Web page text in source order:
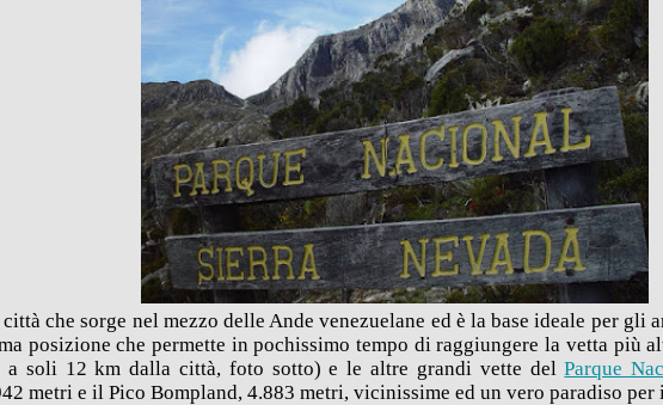
città che sorge nel mezzo delle Ande venezuelane ed è la base ideale per gli
posizione che permette in pochissimo tempo di raggiungere la vetta più
a soli 12 km dalla città, foto sotto) e le altre grandi vette delParque
metri e il Pico Bompland, 4.883 metri, vicinissime ed un vero paradiso per